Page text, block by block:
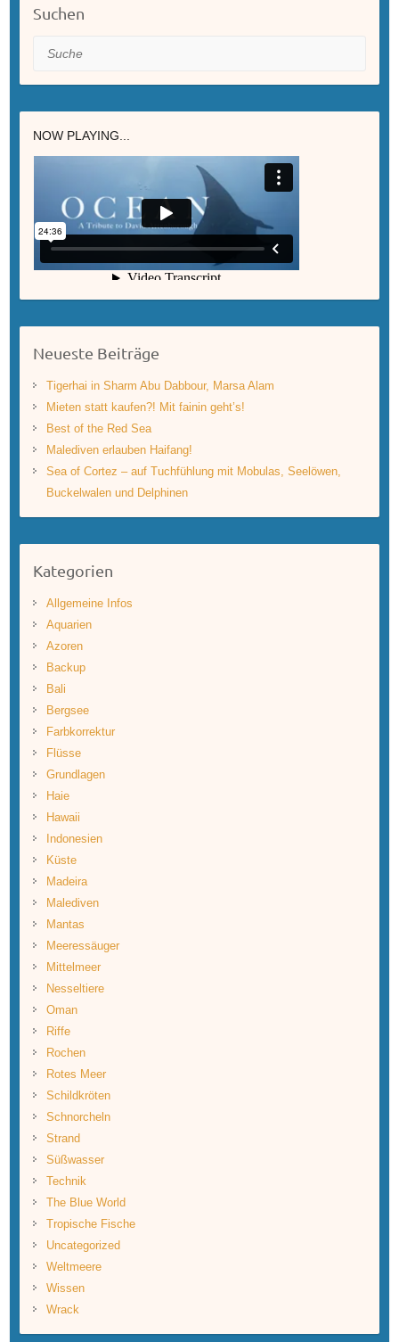
Suchen
Suche
NOW PLAYING...
Neueste Beiträge
Tigerhai in Sharm Abu Dabbour, Marsa Alam
Mieten statt kaufen?! Mit fainin geht’s!
Best of the Red Sea
Malediven erlauben Haifang!
Sea of Cortez – auf Tuchfühlung mit Mobulas, Seelöwen,
Buckelwalen und Delphinen
Kategorien
Allgemeine Infos
Aquarien
Azoren
Backup
Bali
Bergsee
Farbkorrektur
Flüsse
Grundlagen
Haie
Hawaii
Indonesien
Küste
Madeira
Malediven
Mantas
Meeressäuger
Mittelmeer
Nesseltiere
Oman
Riffe
Rochen
Rotes Meer
Schildkröten
Schnorcheln
Strand
Süßwasser
Technik
The Blue World
Tropische Fische
Uncategorized
Weltmeere
Wissen
Wrack